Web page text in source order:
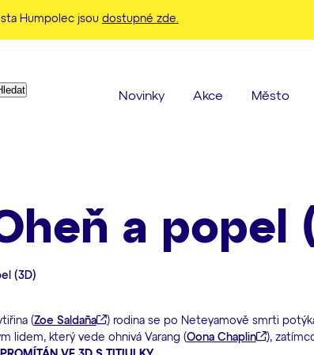
Humpolec jsou dostupné zde.
Když jsou k dispozici výsledky z našeptávače,
Novinky Akce Město
a popel
(3D)
(Zoe Saldaña
) rodina se po Neteyamově smrti
lidem, který vede ohnivá Varang (Oona Chaplin
),